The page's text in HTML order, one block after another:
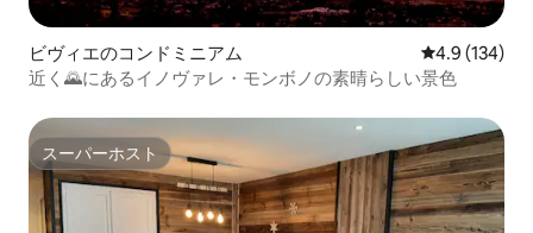
ビヴィエのコンドミニアム レビュー134
4.9 (134)
近く🌄にあるイノヴァレ・モンボノの素晴らしい景色
スーパーホスト
スーパーホスト